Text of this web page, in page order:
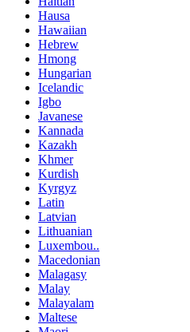
Hausa
Hawaiian
Hebrew
Hmong
Hungarian
Icelandic
Igbo
Javanese
Kannada
Kazakh
Khmer
Kurdish
Kyrgyz
Latin
Latvian
Lithuanian
Luxembou..
Macedonian
Malagasy
Malay
Malayalam
Maltese